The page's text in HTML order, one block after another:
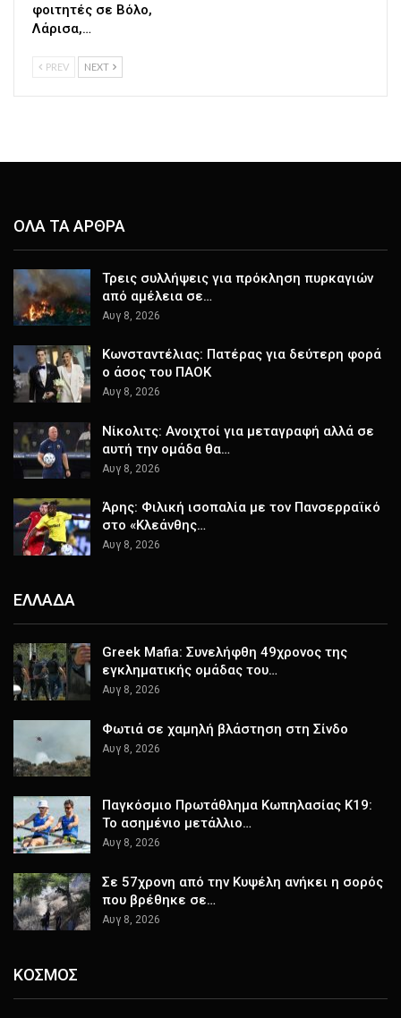
φοιτητές σε Βόλο,
Λάρισα,…
PREV NEXT
ΟΛΑ ΤΑ ΑΡΘΡΑ
Τρεις συλλήψεις για πρόκληση πυρκαγιών
από αμέλεια σε…
Αυγ 8, 2026
Κωνσταντέλιας: Πατέρας για δεύτερη φορά
ο άσος του ΠΑΟΚ
Αυγ 8, 2026
Νίκολιτς: Ανοιχτοί για μεταγραφή αλλά σε
αυτή την ομάδα θα…
Αυγ 8, 2026
Άρης: Φιλική ισοπαλία με τον Πανσερραϊκό
στο «Κλεάνθης…
Αυγ 8, 2026
ΕΛΛΑΔΑ
Greek Mafia: Συνελήφθη 49χρονος της
εγκληματικής ομάδας του…
Αυγ 8, 2026
Φωτιά σε χαμηλή βλάστηση στη Σίνδο
Αυγ 8, 2026
Παγκόσμιο Πρωτάθλημα Κωπηλασίας Κ19:
Το ασημένιο μετάλλιο…
Αυγ 8, 2026
Σε 57χρονη από την Κυψέλη ανήκει η σορός
που βρέθηκε σε…
Αυγ 8, 2026
ΚΟΣΜΟΣ